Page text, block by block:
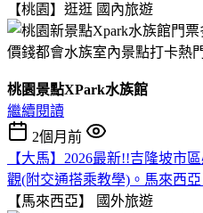
【桃園】逛逛 國內旅遊
桃園景點XPark水族館
繼續閱讀
2個月前
【大馬】2026最新!!吉隆坡市
觀(附交通搭乘教學)。馬來西
【馬來西亞】
國外旅遊